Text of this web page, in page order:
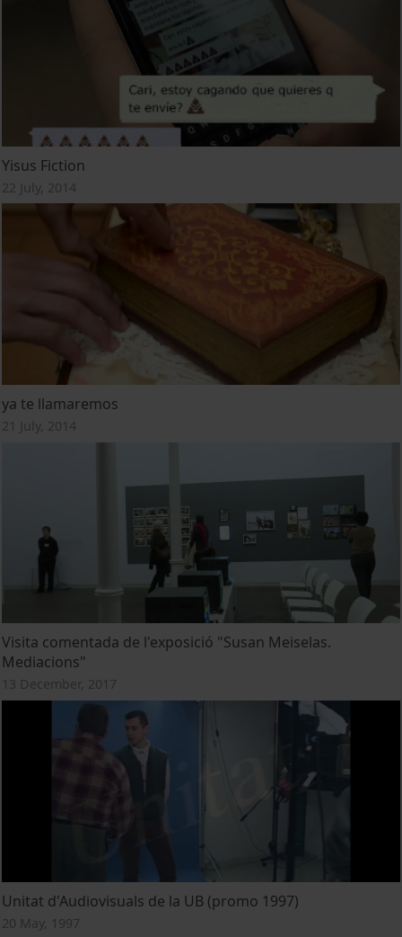
Yisus Fiction
22 July, 2014
ya te llamaremos
21 July, 2014
Visita comentada de l'exposició "Susan Meiselas.
Mediacions"
13 December, 2017
Unitat d'Audiovisuals de la UB (promo 1997)
20 May, 1997